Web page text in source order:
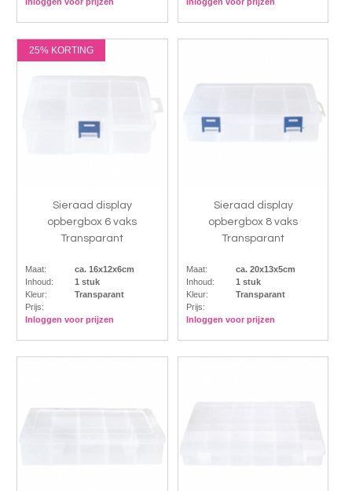
25% KORTING
Sieraad display
opbergbox 6 vaks
Transparant
Maat:
ca. 16x12x6cm
Inhoud:
1 stuk
Kleur:
Transparant
Prijs:
Inloggen voor prijzen
Sieraad display
opbergbox 8 vaks
Transparant
Maat:
ca. 20x13x5cm
Inhoud:
1 stuk
Kleur:
Transparant
Prijs:
Inloggen voor prijzen